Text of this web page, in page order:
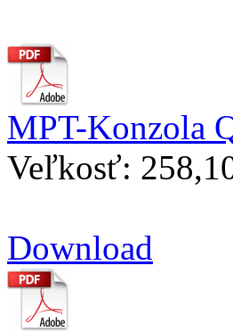
MPT-Konzola
Veľkosť:
Download